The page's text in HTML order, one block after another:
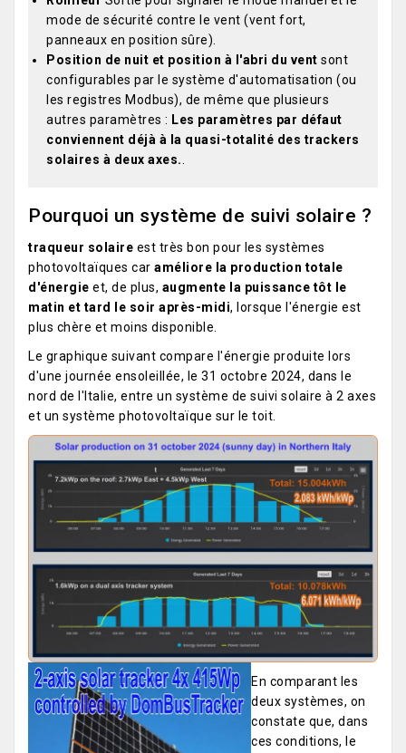
mode de sécurité contre le vent (vent fort,
panneaux en position sûre).
Position de nuit et position à l'abri du vent sont
configurables par le système d'automatisation (ou
les registres Modbus), de même que plusieurs
autres paramètres : Les paramètres par défaut
conviennent déjà à la quasi-totalité des trackers
solaires à deux axes.
Pourquoi un système de suivi solaire ?
traqueur solaire est très bon pour les systèmes
photovoltaïques car améliore la production totale
d'énergie et, de plus, augmente la puissance tôt le
matin et tard le soir après-midi, lorsque l'énergie est
plus chère et moins disponible.
Le graphique suivant compare l'énergie produite lors
d'une journée ensoleillée, le 31 octobre 2024, dans le
nord de l'Italie, entre un système de suivi solaire à 2 axes
et un système photovoltaïque sur le toit.
En comparant les
deux systèmes, on
constate que, dans
ces conditions, le